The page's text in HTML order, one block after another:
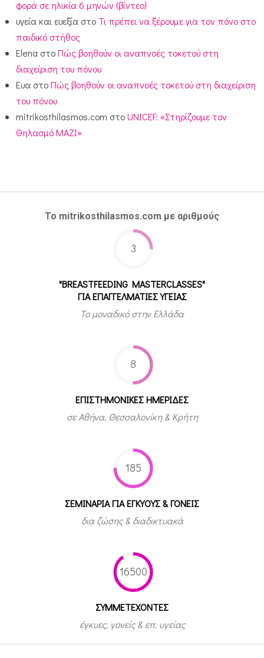
φορά σε ηλικία 6 μηνών (βίντεο)
υγεία και ευεξία στο Τι πρέπει να ξέρουμε για τον πόνο στο
παιδικό στήθος
Elena στοΠώς βοηθούν οι αναπνοές τοκετού στη
διαχείριση του πόνου
Ευα στοΠώς βοηθούν οι αναπνοές τοκετού στη διαχείριση
του πόνου
mitrikosthilasmos.com στοUNICEF: «Στηρίζουμε τον
Θηλασμό ΜΑΖΙ»
Το mitrikosthilasmos.com με αριθμούς
3
"BREASTFEEDING MASTERCLASSES"
ΓΙΑ ΕΠΑΓΓΕΛΜΑΤΙΕΣ ΥΓΕΙΑΣ
Το μοναδικό στην Ελλάδα
8
ΕΠΙΣΤΗΜΟΝΙΚΕΣ ΗΜΕΡΙΔΕΣ
σε Αθήνα, Θεσσαλονίκη & Κρήτη
185
ΣΕΜΙΝΑΡΙΑ ΓΙΑ ΕΓΚΥΟΥΣ & ΓΟΝΕΙΣ
δια ζώσης & διαδικτυακά
16500
ΣΥΜΜΕΤEΧΟΝΤΕΣ
έγκυες, γονείς & επ. υγείας